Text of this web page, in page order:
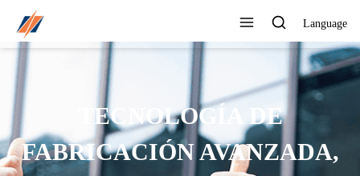
Language
TECNOLOGÍA DE
FABRICACIÓN AVANZADA,